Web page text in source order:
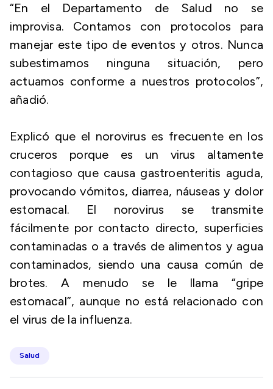
“En el Departamento de Salud no se
improvisa. Contamos con protocolos para
manejar este tipo de eventos y otros. Nunca
subestimamos ninguna situación, pero
actuamos conforme a nuestros protocolos”,
añadió.
Explicó que el norovirus es frecuente en los
cruceros porque es un virus altamente
contagioso que causa gastroenteritis aguda,
provocando vómitos, diarrea, náuseas y dolor
estomacal. El norovirus se transmite
fácilmente por contacto directo, superficies
contaminadas o a través de alimentos y agua
contaminados, siendo una causa común de
brotes. A menudo se le llama “gripe
estomacal”, aunque no está relacionado con
el virus de la influenza.
Salud